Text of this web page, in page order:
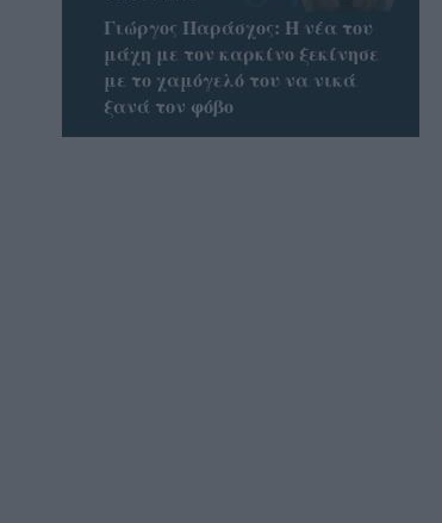
Γιώργος Παράσχος: Η νέα του
μάχη με τον καρκίνο ξεκίνησε
με το χαμόγελό του να νικά
ξανά τον φόβο